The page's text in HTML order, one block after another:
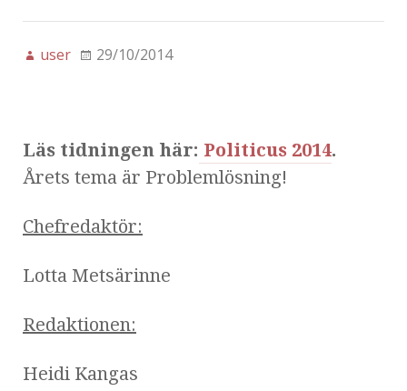
user 29/10/2014
Läs tidningen här: Politicus 2014.
Årets tema är Problemlösning!
Chefredaktör:
Lotta Metsärinne
Redaktionen:
Heidi Kangas